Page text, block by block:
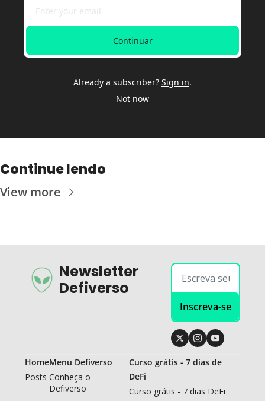
Continuar
Already a subscriber? Sign in.
Not now
Continue lendo
View more
Newsletter
Defiverso
Inscreva-se
Home
Posts
Menu Defiverso
Conheça o
Defiverso
Curso grátis - 7 dias de
DeFi
Curso grátis - 7 dias DeFi